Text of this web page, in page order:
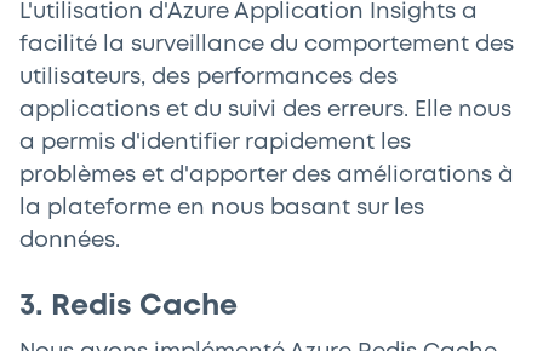
L'utilisation d'Azure Application Insights a
facilité la surveillance du comportement des
utilisateurs, des performances des
applications et du suivi des erreurs. Elle nous
a permis d'identifier rapidement les
problèmes et d'apporter des améliorations à
la plateforme en nous basant sur les
données.
3. Redis Cache